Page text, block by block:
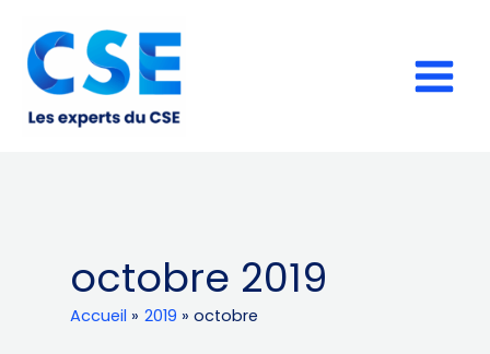
contenu
octobre 2019
Accueil 2019 octobre